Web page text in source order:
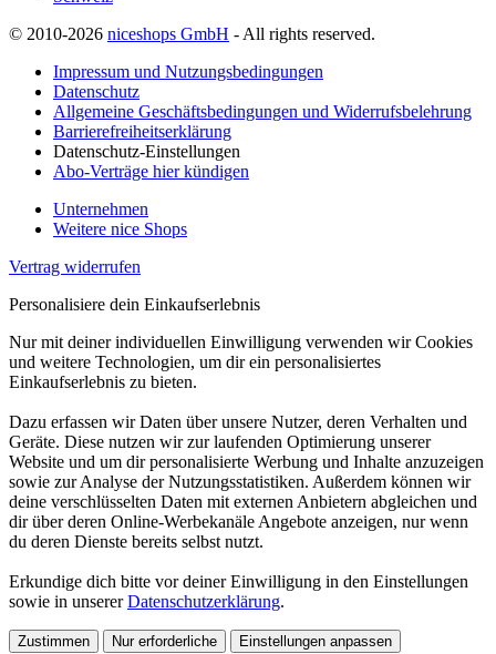
© 2010-2026 niceshops GmbH - All rights reserved.
Impressum und Nutzungsbedingungen
Datenschutz
Allgemeine Geschäftsbedingungen und Widerrufsbelehrung
Barrierefreiheitserklärung
Datenschutz-Einstellungen
Abo-Verträge hier kündigen
Unternehmen
Weitere nice Shops
Vertrag widerrufen
Personalisiere dein Einkaufserlebnis
Nur mit deiner individuellen Einwilligung verwenden wir Cookies
und weitere Technologien, um dir ein personalisiertes
Einkaufserlebnis zu bieten.
Dazu erfassen wir Daten über unsere Nutzer, deren Verhalten und
Geräte. Diese nutzen wir zur laufenden Optimierung unserer
Website und um dir personalisierte Werbung und Inhalte anzuzeigen
sowie zur Analyse der Nutzungsstatistiken. Außerdem können wir
deine verschlüsselten Daten mit externen Anbietern abgleichen und
dir über deren Online-Werbekanäle Angebote anzeigen, nur wenn
du deren Dienste bereits selbst nutzt.
Erkundige dich bitte vor deiner Einwilligung in den Einstellungen
sowie in unsererDatenschutzerklärung.
Zustimmen Nur erforderliche Einstellungen anpassen